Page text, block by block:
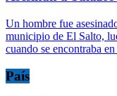
Un hombre fue
municipio de El Salto,
cuando se encontraba
País